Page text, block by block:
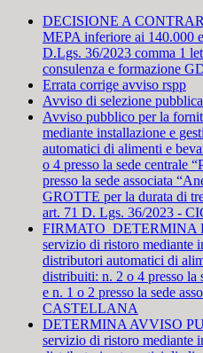
DECISIONE A
MEPA inferiore ai 140.000
D.Lgs. 36/2023 comma 1
consulenza e formazione
Errata corrige avviso rspp
Avviso di selezione
Avviso pubblico per la
mediante installazione e
automatici di alimenti e
o 4 presso la sede centrale
presso la sede associata
GROTTE per la durata di
art. 71 D. Lgs. 36/2023 -
FIRMATO_DETERMINA
servizio di ristoro mediante
distributori automatici di
distribuiti: n. 2 o 4 presso la
e n. 1 o 2 presso la sede
CASTELLANA
DETERMINA AVVISO
servizio di ristoro mediante